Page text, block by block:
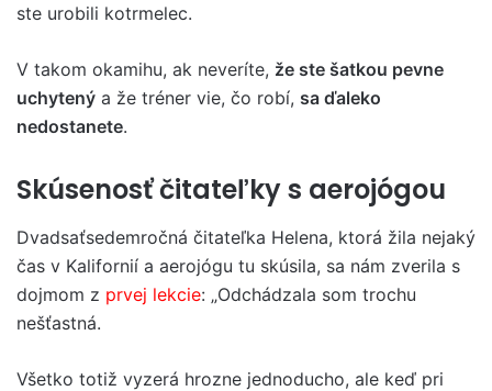
ste urobili kotrmelec.
V takom okamihu, ak neveríte, že ste šatkou pevne
uchytený a že tréner vie, čo robí, sa ďaleko
nedostanete.
Skúsenosť čitateľky s aerojógou
Dvadsaťsedemročná čitateľka Helena, ktorá žila nejaký
čas v Kalifornií a aerojógu tu skúsila, sa nám zverila s
dojmom z prvej lekcie: „Odchádzala som trochu
nešťastná.
Všetko totiž vyzerá hrozne jednoducho, ale keď pri